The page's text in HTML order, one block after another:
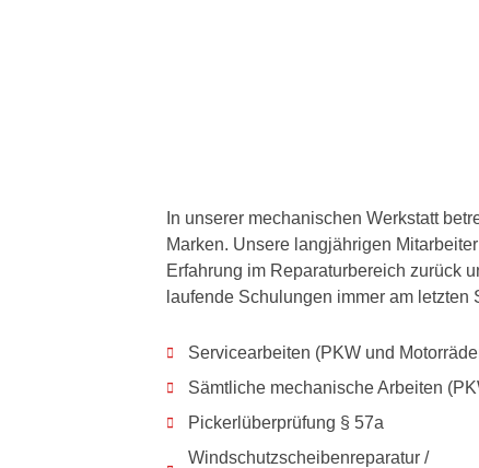
In unserer mechanischen Werkstatt
Marken. Unsere langjährigen
Erfahrung im Reparaturbereich zurück
laufende Schulungen immer am letzten
Servicearbeiten (PKW und
Sämtliche mechanische Arbeiten
Pickerlüberprüfung § 57a
Windschutzscheibenreparatur /